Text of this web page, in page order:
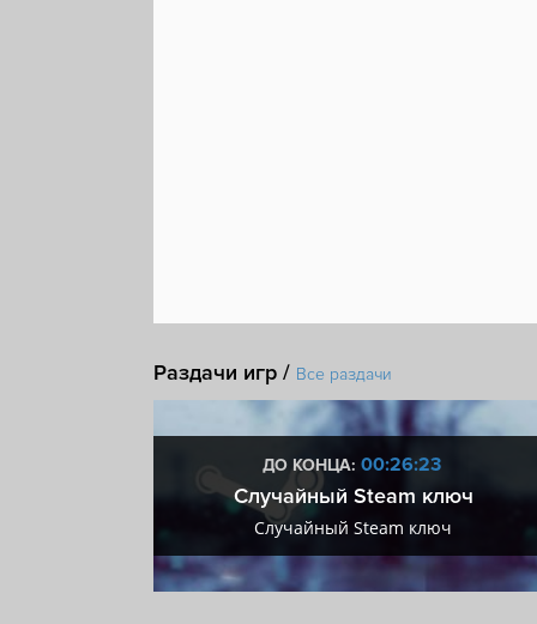
Раздачи игр / Все раздачи
ДО КОНЦА: 00:26:23
Случайный Steam ключ
Случайный Steam ключ